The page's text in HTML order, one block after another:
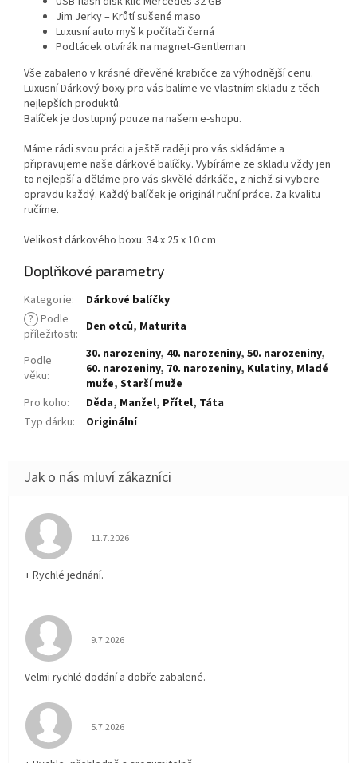
Jim Jerky – Krůtí sušené maso
Luxusní auto myš k počítači černá
Podtácek otvírák na magnet-Gentleman
Vše zabaleno v krásné dřevěné krabičce za výhodnější cenu.
Luxusní Dárkový boxy pro vás balíme ve vlastním skladu z těch
nejlepších produktů.
Balíček je dostupný pouze na našem e-shopu.
Máme rádi svou práci a ještě raději pro vás skládáme a
připravujeme naše dárkové balíčky. Vybíráme ze skladu vždy jen
to nejlepší a děláme pro vás skvělé dárkáče, z nichž si vybere
opravdu každý. Každý balíček je originál ruční práce. Za kvalitu
ručíme.
Velikost dárkového boxu: 34 x 25 x 10 cm
Doplňkové parametry
Kategorie:
Dárkové balíčky
? Podle
příležitosti: Den otců, Maturita
Podle
věku:
30. narozeniny, 40. narozeniny, 50. narozeniny,
60. narozeniny, 70. narozeniny, Kulatiny, Mladé
muže, Starší muže
Pro koho: Děda, Manžel, Přítel, Táta
Typ dárku: Originální
Hodnocení obchodu je 5 z 5 hvězdiček.
11.7.2026
+ Rychlé jednání.
Hodnocení obchodu je 5 z 5 hvězdiček.
9.7.2026
Velmi rychlé dodání a dobře zabalené.
Hodnocení obchodu je 5 z 5 hvězdiček.
5.7.2026